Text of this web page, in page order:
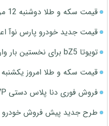
قیمت سکه و طلا دوشنبه 12 مرداد 1405
قیمت جدید خودرو پارس نوآ اعلام
تویوتا bZ5 برای نخستین بار وارد بازار ایران می‌شود
قیمت سکه و طلا امروز یکشنبه 1405/05/11
فروش فوری دنا پلاس دستی EF7P (بدون قرعه کشی)
طرح جدید پیش فروش خودرو